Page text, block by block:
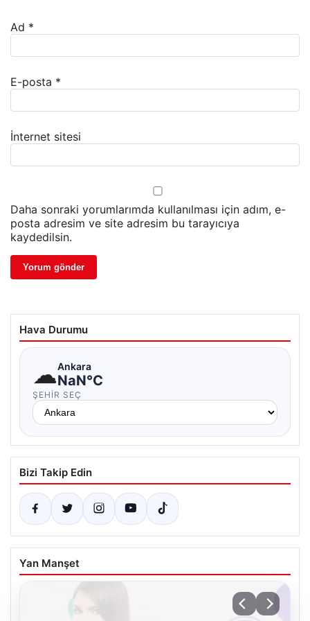
Ad *
E-posta *
İnternet sitesi
Daha sonraki yorumlarımda kullanılması için adım, e-
posta adresim ve site adresim bu tarayıcıya
kaydedilsin.
Hava Durumu
☁Ankara
NaN°C
ŞEHIR SEÇ
Bizi Takip Edin
Yan Manşet